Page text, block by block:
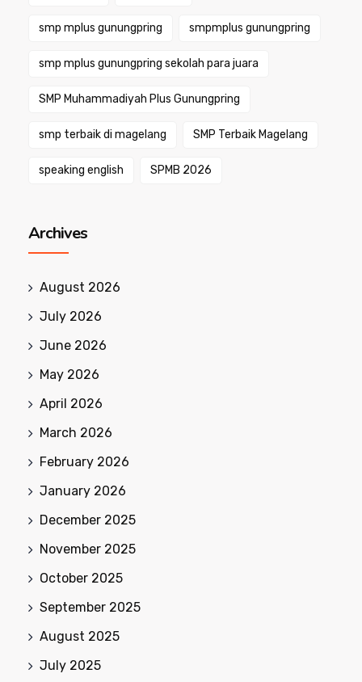
smp mplus gunungpring smpmplus gunungpring
smp mplus gunungpring sekolah para juara
SMP Muhammadiyah Plus Gunungpring
smp terbaik di magelang SMP Terbaik Magelang
speaking english SPMB 2026
Archives
August 2026
July 2026
June 2026
May 2026
April 2026
March 2026
February 2026
January 2026
December 2025
November 2025
October 2025
September 2025
August 2025
July 2025